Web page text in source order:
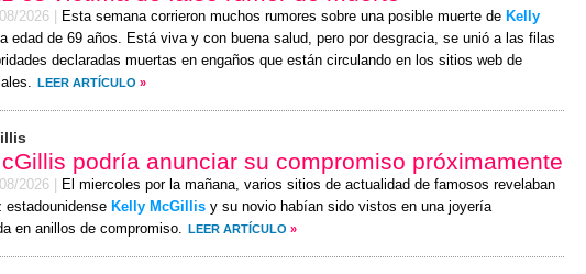
2026 Esta semana corrieron muchos rumores sobre una posible muerte de Kelly
edad de 69 años. Está viva y con buena salud, pero por desgracia, se unió a las filas
declaradas muertas en engaños que están circulando en los sitios web de
LEER ARTÍCULO »
podría anunciar su compromiso próximamente
2026
El miercoles por la mañana, varios sitios de actualidad de famosos revelaban
estadounidense Kelly McGillis y su novio habían sido vistos en una joyería
en anillos de compromiso. LEER ARTÍCULO »